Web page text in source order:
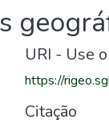
URI - Use
https://
Citação